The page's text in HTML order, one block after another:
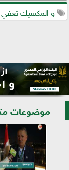
و المكسيك
موضوعات